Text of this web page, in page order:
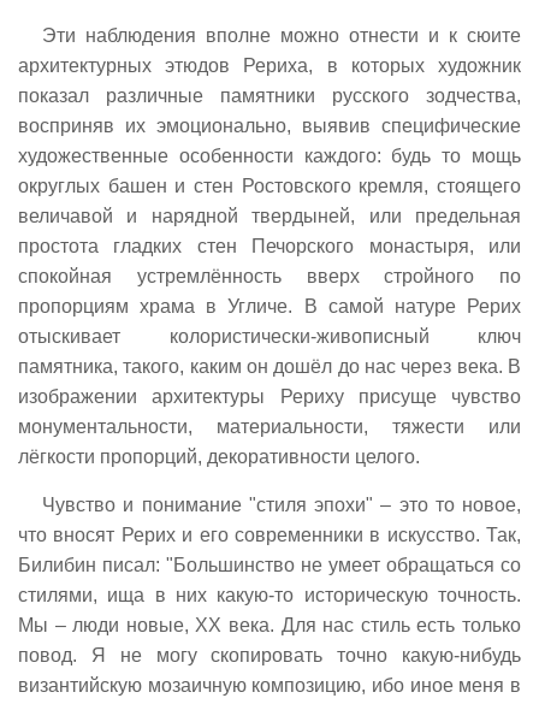
Эти наблюдения вполне можно отнести и к сюите
архитектурных этюдов Рериха, в которых художник
показал различные памятники русского зодчества,
восприняв их эмоционально, выявив специфические
художественные особенности каждого: будь то мощь
округлых башен и стен Ростовского кремля, стоящего
величавой и нарядной твердыней, или предельная
простота гладких стен Печорского монастыря, или
спокойная устремлённость вверх стройного по
пропорциям храма в Угличе. В самой натуре Рерих
отыскивает колористически-живописный ключ
памятника, такого, каким он дошёл до нас через века. В
изображении архитектуры Рериху присуще чувство
монументальности, материальности, тяжести или
лёгкости пропорций, декоративности целого.
Чувство и понимание "стиля эпохи" – это то новое,
что вносят Рерих и его современники в искусство. Так,
Билибин писал: "Большинство не умеет обращаться со
стилями, ища в них какую-то историческую точность.
Мы – люди новые, XX века. Для нас стиль есть только
повод. Я не могу скопировать точно какую-нибудь
византийскую мозаичную композицию, ибо иное меня в